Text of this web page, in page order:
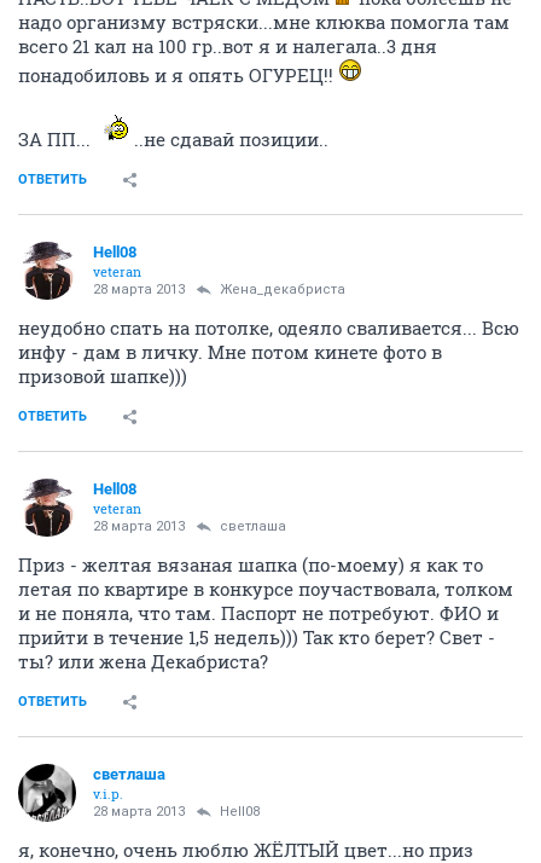
надо организму встряски...мне клюква помогла там
всего 21 кал на 100 гр..вот я и налегала..3 дня
понадобиловь и я опять ОГУРЕЦ!!
ЗА ПП... ..не сдавай позиции..
ОТВЕТИТЬ
Hell08
veteran
28 марта 2013 Жена_декабриста
неудобно спать на потолке, одеяло сваливается... Всю
инфу - дам в личку. Мне потом кинете фото в
призовой шапке)))
ОТВЕТИТЬ
Hell08
veteran
28 марта 2013 светлаша
Приз - желтая вязаная шапка (по-моему) я как то
летая по квартире в конкурсе поучаствовала, толком
и не поняла, что там. Паспорт не потребуют. ФИО и
прийти в течение 1,5 недель))) Так кто берет? Свет -
ты? или жена Декабриста?
ОТВЕТИТЬ
светлаша
v.i.p.
28 марта 2013 Hell08
я, конечно, очень люблю ЖЁЛТЫЙ цвет...но приз